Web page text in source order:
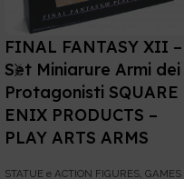
FINAL FANTASY XII –
Set Miniarure Armi dei
Protagonisti SQUARE
ENIX PRODUCTS –
PLAY ARTS ARMS
STATUE e ACTION FIGURES GAMES